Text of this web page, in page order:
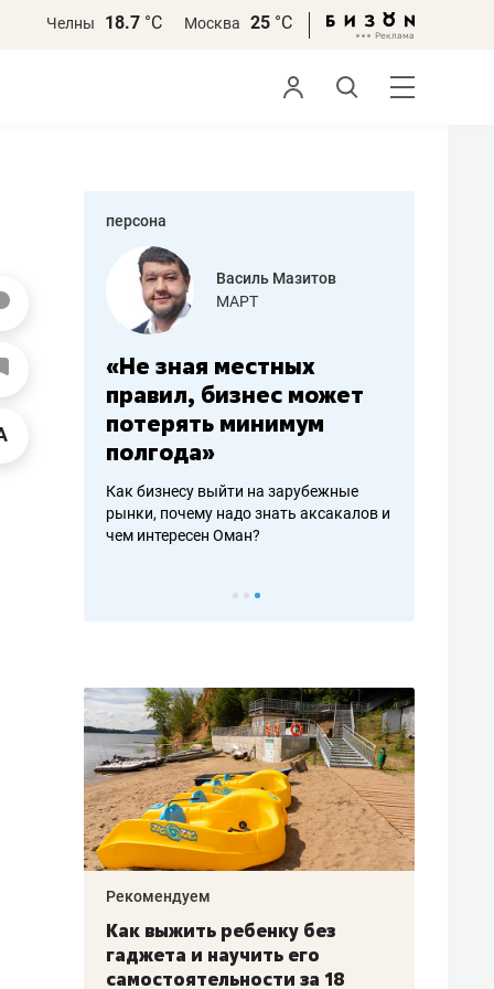
Челны 18.7 °С Москва 25 °С
персона
работа
Василь Мазитов
МАРТ
«Не зная местных
правил, бизнес может
потерять минимум
полгода»
Как бизнесу выйти на зарубежные
рынки, почему надо знать аксакалов и
чем интересен Оман?
–
Рекомендуем
Как выжить ребенку без
гаджета и научить его
самостоятельности за 18